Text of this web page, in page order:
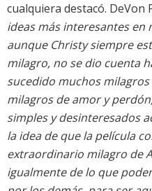
cualquiera destacó.
ideas más interesantes en
aunque Christy siempre
milagro, no se dio cuenta
sucedido muchos
milagros de amor y
simples y desinteresados
la idea de que la película
extraordinario milagro de
igualmente de lo que